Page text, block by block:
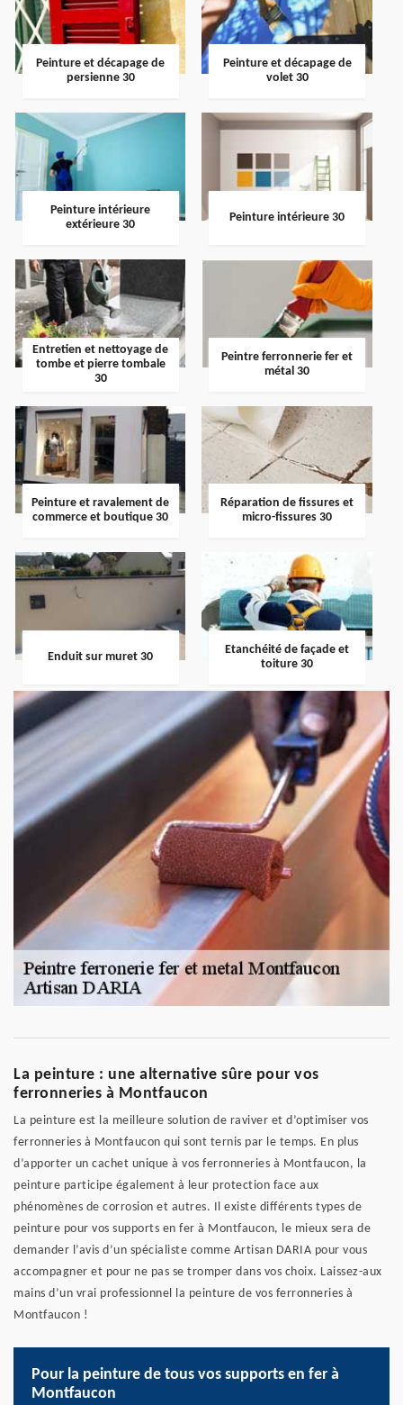
Peinture et décapage de
persienne 30
Peinture et décapage de
volet 30
Peinture intérieure
extérieure 30
Peinture intérieure 30
Entretien et nettoyage de
tombe et pierre tombale
30
Peintre ferronnerie fer et
métal 30
Peinture et ravalement de
commerce et boutique 30
Réparation de fissures et
micro-fissures 30
Enduit sur muret 30
Etanchéité de façade et
toiture 30
La peinture : une alternative sûre pour vos
ferronneries à Montfaucon
La peinture est la meilleure solution de raviver et d’optimiser vos
ferronneries à Montfaucon qui sont ternis par le temps. En plus
d’apporter un cachet unique à vos ferronneries à Montfaucon, la
peinture participe également à leur protection face aux
phénomènes de corrosion et autres. Il existe différents types de
peinture pour vos supports en fer à Montfaucon, le mieux sera de
demander l’avis d’un spécialiste comme Artisan DARIA pour vous
accompagner et pour ne pas se tromper dans vos choix. Laissez-aux
mains d’un vrai professionnel la peinture de vos ferronneries à
Montfaucon !
Pour la peinture de tous vos supports en fer à
Montfaucon